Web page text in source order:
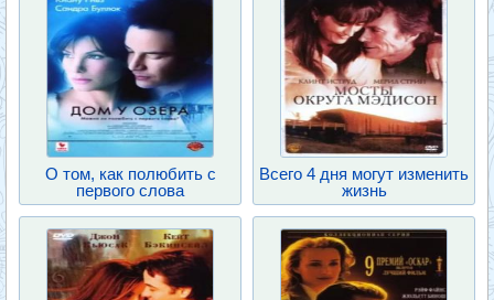
О том, как полюбить с
первого слова
Всего 4 дня могут изменить
жизнь